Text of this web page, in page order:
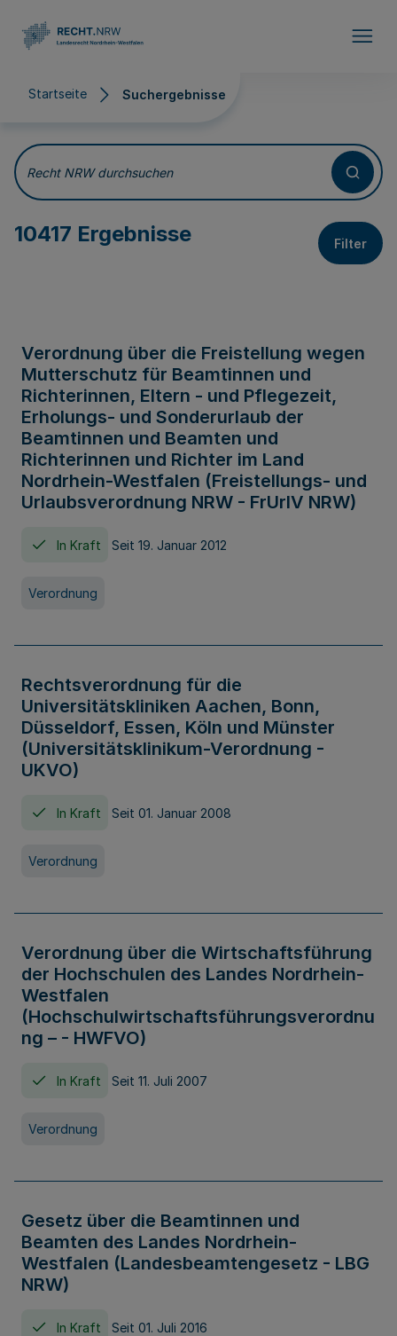
Startseite Suchergebnisse
Suchergebnisse
Recht NRW durchsuchen
10417 Ergebnisse Filter
Verordnung über die Freistellung wegen
Mutterschutz für Beamtinnen und
Richterinnen, Eltern - und Pflegezeit,
Erholungs- und Sonderurlaub der
Beamtinnen und Beamten und
Richterinnen und Richter im Land
Nordrhein-Westfalen (Freistellungs- und
Urlaubsverordnung NRW - FrUrlV NRW)
In Kraft Seit 19. Januar 2012
Verordnung
Rechtsverordnung für die
Universitätskliniken Aachen, Bonn,
Düsseldorf, Essen, Köln und Münster
(Universitätsklinikum-Verordnung -
UKVO)
In Kraft Seit 01. Januar 2008
Verordnung
Verordnung über die Wirtschaftsführung
der Hochschulen des Landes Nordrhein-
Westfalen
(Hochschulwirtschaftsführungsverordnu
ng – - HWFVO)
In Kraft Seit 11. Juli 2007
Verordnung
Gesetz über die Beamtinnen und
Beamten des Landes Nordrhein-
Westfalen (Landesbeamtengesetz - LBG
NRW)
In Kraft Seit 01. Juli 2016